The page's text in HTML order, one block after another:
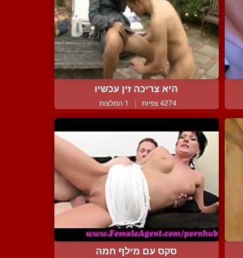
היא צריכה זין עכשיו
4274 צפיות | 1 המלצות
סקס עם מילף חמה